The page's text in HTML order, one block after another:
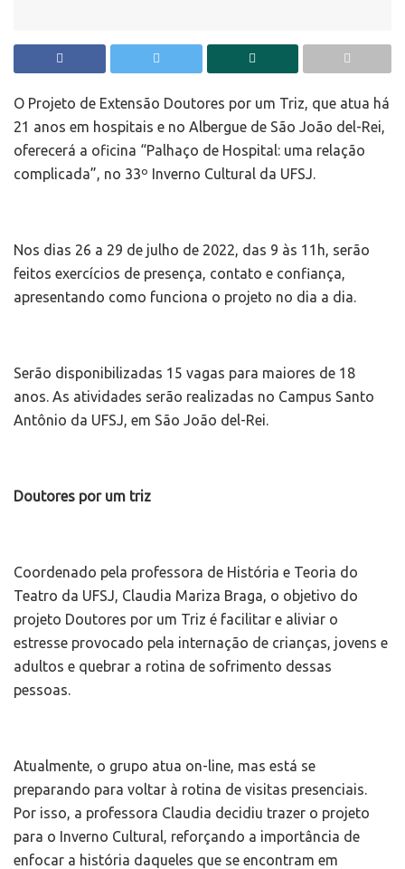
O Projeto de Extensão Doutores por um Triz, que atua há
21 anos em hospitais e no Albergue de São João del-Rei,
oferecerá a oficina “Palhaço de Hospital: uma relação
complicada”, no 33º Inverno Cultural da UFSJ.
Nos dias 26 a 29 de julho de 2022, das 9 às 11h, serão
feitos exercícios de presença, contato e confiança,
apresentando como funciona o projeto no dia a dia.
Serão disponibilizadas 15 vagas para maiores de 18
anos. As atividades serão realizadas no Campus Santo
Antônio da UFSJ, em São João del-Rei.
Doutores por um triz
Coordenado pela professora de História e Teoria do
Teatro da UFSJ, Claudia Mariza Braga, o objetivo do
projeto Doutores por um Triz é facilitar e aliviar o
estresse provocado pela internação de crianças, jovens e
adultos e quebrar a rotina de sofrimento dessas
pessoas.
Atualmente, o grupo atua on-line, mas está se
preparando para voltar à rotina de visitas presenciais.
Por isso, a professora Claudia decidiu trazer o projeto
para o Inverno Cultural, reforçando a importância de
enfocar a história daqueles que se encontram em